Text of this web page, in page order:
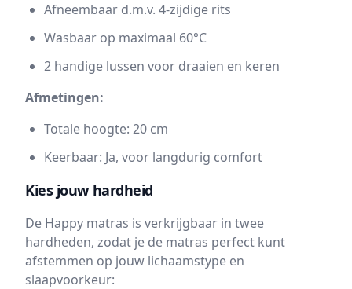
Afneembaar d.m.v. 4-zijdige rits
Wasbaar op maximaal 60°C
2 handige lussen voor draaien en keren
Afmetingen:
Totale hoogte: 20 cm
Keerbaar: Ja, voor langdurig comfort
Kies jouw hardheid
De Happy matras is verkrijgbaar in twee
hardheden, zodat je de matras perfect kunt
afstemmen op jouw lichaamstype en
slaapvoorkeur: